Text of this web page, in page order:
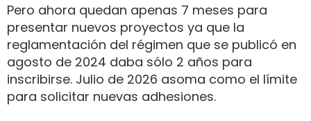
Pero ahora quedan apenas 7 meses para
presentar nuevos proyectos ya que la
reglamentación del régimen que se publicó en
agosto de 2024 daba sólo 2 años para
inscribirse. Julio de 2026 asoma como el límite
para solicitar nuevas adhesiones.